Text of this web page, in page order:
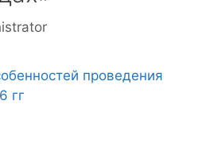
проведения
гг